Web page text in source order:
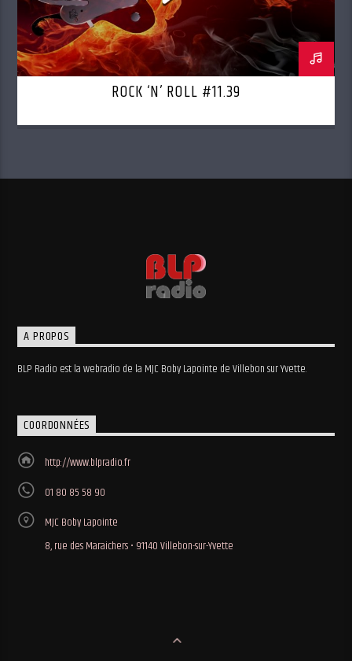
ROCK ‘N’ ROLL #11.39
A PROPOS
BLP Radio est la webradio de la MJC Boby Lapointe de Villebon sur Yvette.
COORDONNÉES
http://www.blpradio.fr
01 80 85 58 90
MJC Boby Lapointe
8, rue des Maraichers • 91140 Villebon-sur-Yvette